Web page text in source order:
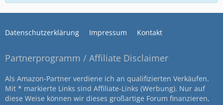
Datenschutzerklärung Impressum Kontakt
Partnerprogramm / Affiliate Disclaimer
Als Amazon-Partner verdiene ich an qualifizierten Verkäufen.
Mit * markierte Links sind Affiliate-Links (Werbung). Nur auf
diese Weise können wir dieses großartige Forum finanzieren,